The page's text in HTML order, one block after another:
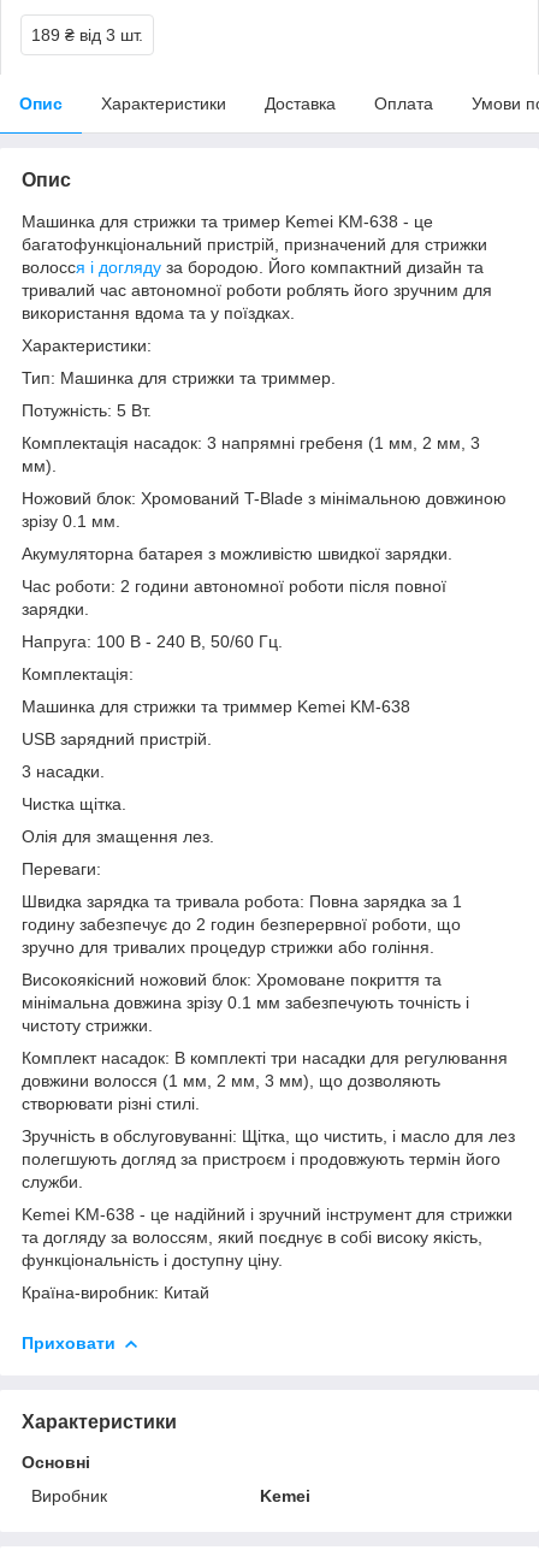
189 ₴ від 3 шт.
Опис Характеристики Доставка Оплата Умови
Опис
Машинка для стрижки та тример Kemei KM-638 - це
багатофункціональний пристрій, призначений для стрижки
волосся і догляду за бородою. Його компактний дизайн та
тривалий час автономної роботи роблять його зручним для
використання вдома та у поїздках.
Характеристики:
Тип: Машинка для стрижки та триммер.
Потужність: 5 Вт.
Комплектація насадок: 3 напрямні гребеня (1 мм, 2 мм, 3
мм).
Ножовий блок: Хромований T-Blade з мінімальною довжиною
зрізу 0.1 мм.
Акумуляторна батарея з можливістю швидкої зарядки.
Час роботи: 2 години автономної роботи після повної
зарядки.
Напруга: 100 В - 240 В, 50/60 Гц.
Комплектація:
Машинка для стрижки та триммер Kemei KM-638
USB зарядний пристрій.
3 насадки.
Чистка щітка.
Олія для змащення лез.
Переваги:
Швидка зарядка та тривала робота: Повна зарядка за 1
годину забезпечує до 2 годин безперервної роботи, що
зручно для тривалих процедур стрижки або гоління.
Високоякісний ножовий блок: Хромоване покриття та
мінімальна довжина зрізу 0.1 мм забезпечують точність і
чистоту стрижки.
Комплект насадок: В комплекті три насадки для регулювання
довжини волосся (1 мм, 2 мм, 3 мм), що дозволяють
створювати різні стилі.
Зручність в обслуговуванні: Щітка, що чистить, і масло для лез
полегшують догляд за пристроєм і продовжують термін його
служби.
Kemei KM-638 - це надійний і зручний інструмент для стрижки
та догляду за волоссям, який поєднує в собі високу якість,
функціональність і доступну ціну.
Країна-виробник: Китай
Приховати
Характеристики
Основні
Виробник
Kemei